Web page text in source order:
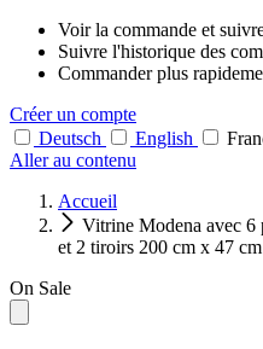
Voir la commande et
Suivre l'historique des
Commander plus
Créer un compte
Deutsch
English
Aller au contenu
Accueil
Vitrine Modena avec 6
et 2 tiroirs 200 cm x 47
On Sale